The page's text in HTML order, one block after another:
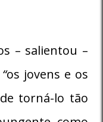
– salientou –
“os jovens e os
torná-lo tão